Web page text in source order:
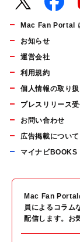
Mac Fan Portal
お知らせ
運営会社
利用規約
個人情報の取り
プレスリリース
お問い合わせ
広告掲載について
マイナビBOOKS
Mac Fan Portal
員によるコラム
配信します。お